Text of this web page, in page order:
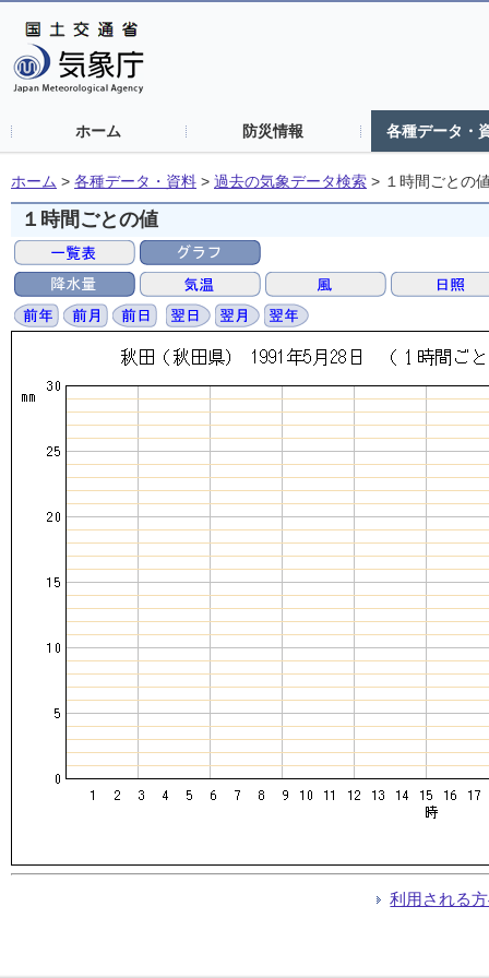
ホーム 防災情報 各種データ・
ホーム > 各種データ・資料 > 過去の気象データ検索 > １時間ごとの
１時間ごとの値
利用される